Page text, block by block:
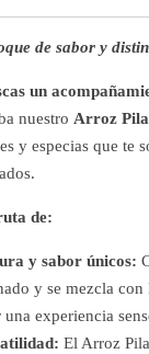
de sabor y
un
nuestro Arroz
y especias que te
de:
y sabor únicos:
y se mezcla con
una experiencia
El Arroz